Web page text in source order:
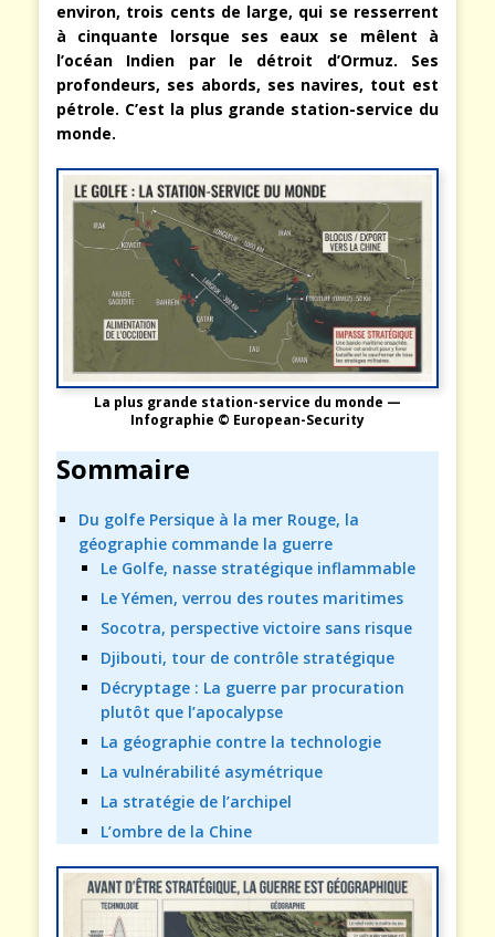
environ, trois cents de large, qui se resserrent
à cinquante lorsque ses eaux se mêlent à
l’océan Indien par le détroit d’Ormuz. Ses
profondeurs, ses abords, ses navires, tout est
pétrole. C’est la plus grande station-service du
monde.
La plus grande station-service du monde —
Infographie © European-Security
Sommaire
Du golfe Persique à la mer Rouge, la
géographie commande la guerre
Le Golfe, nasse stratégique inflammable
Le Yémen, verrou des routes maritimes
Socotra, perspective victoire sans risque
Djibouti, tour de contrôle stratégique
Décryptage : La guerre par procuration
plutôt que l’apocalypse
La géographie contre la technologie
La vulnérabilité asymétrique
La stratégie de l’archipel
L’ombre de la Chine